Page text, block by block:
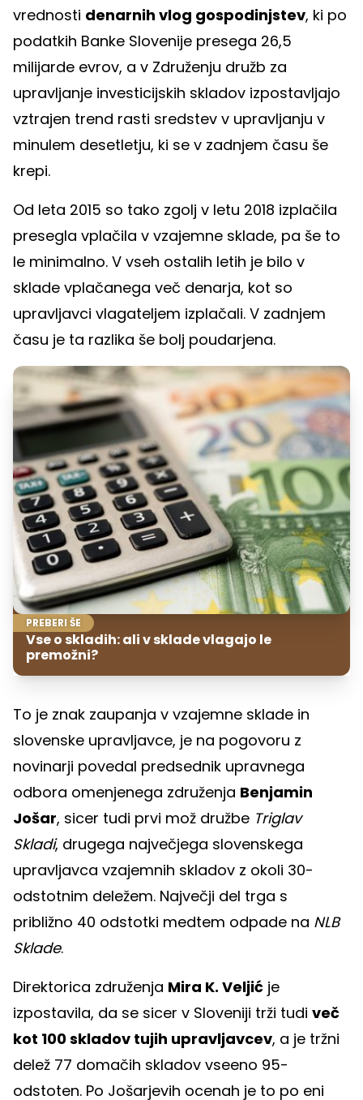
vrednosti denarnih vlog gospodinjstev, ki po
podatkih Banke Slovenije presega 26,5
milijarde evrov, a v Združenju družb za
upravljanje investicijskih skladov izpostavljajo
vztrajen trend rasti sredstev v upravljanju v
minulem desetletju, ki se v zadnjem času še
krepi.
Od leta 2015 so tako zgolj v letu 2018 izplačila
presegla vplačila v vzajemne sklade, pa še to
le minimalno. V vseh ostalih letih je bilo v
sklade vplačanega več denarja, kot so
upravljavci vlagateljem izplačali. V zadnjem
času je ta razlika še bolj poudarjena.
PREBERI ŠE
Vse o skladih: ali v sklade vlagajo le
premožni?
To je znak zaupanja v vzajemne sklade in
slovenske upravljavce, je na pogovoru z
novinarji povedal predsednik upravnega
odbora omenjenega združenja Benjamin
Jošar, sicer tudi prvi mož družbe Triglav
Skladi, drugega največjega slovenskega
upravljavca vzajemnih skladov z okoli 30-
odstotnim deležem. Največji del trga s
približno 40 odstotki medtem odpade na NLB
Sklade.
Direktorica združenja Mira K. Veljić je
izpostavila, da se sicer v Sloveniji trži tudi več
kot 100 skladov tujih upravljavcev, a je tržni
delež 77 domačih skladov vseeno 95-
odstoten. Po Jošarjevih ocenah je to po eni